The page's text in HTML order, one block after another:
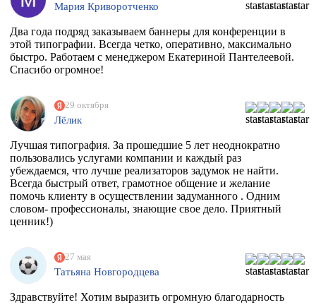
Мария Криворотченко
Два года подряд заказываем баннеры для конференции в
этой типографии. Всегда четко, оперативно, максимально
быстро. Работаем с менеджером Екатериной Пантелеевой.
Спасибо огромное!
29 октября
Лёлик
Лучшая типография. За прошедшие 5 лет неоднократно
пользовались услугами компании и каждый раз
убеждаемся, что лучше реализаторов задумок не найти.
Всегда быстрый ответ, грамотное общение и желание
помочь клиенту в осуществлении задуманного . Одним
словом- профессионалы, знающие свое дело. Приятный
ценник!)
27 мая
Татьяна Новгородцева
Здравствуйте! Хотим выразить огромную благодарность